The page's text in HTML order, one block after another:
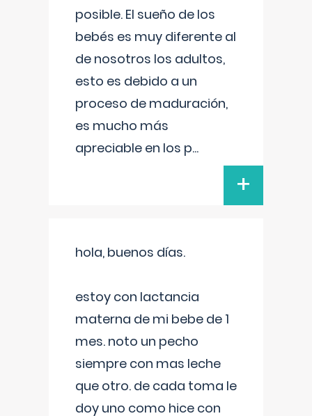
posible. El sueño de los
bebés es muy diferente al
de nosotros los adultos,
esto es debido a un
proceso de maduración,
es mucho más
apreciable en los p...
+
hola, buenos días.
estoy con lactancia
materna de mi bebe de 1
mes. noto un pecho
siempre con mas leche
que otro. de cada toma le
doy uno como hice con